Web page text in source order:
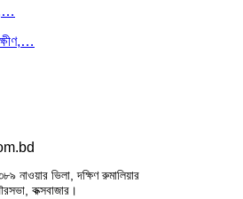
নাওয়ার ভিলা, দক্ষিণ রুমালিয়ার
কক্সবাজার।